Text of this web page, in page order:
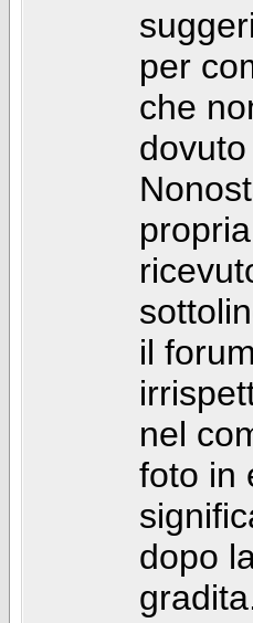
per
che
il
nel
foto in
dopo